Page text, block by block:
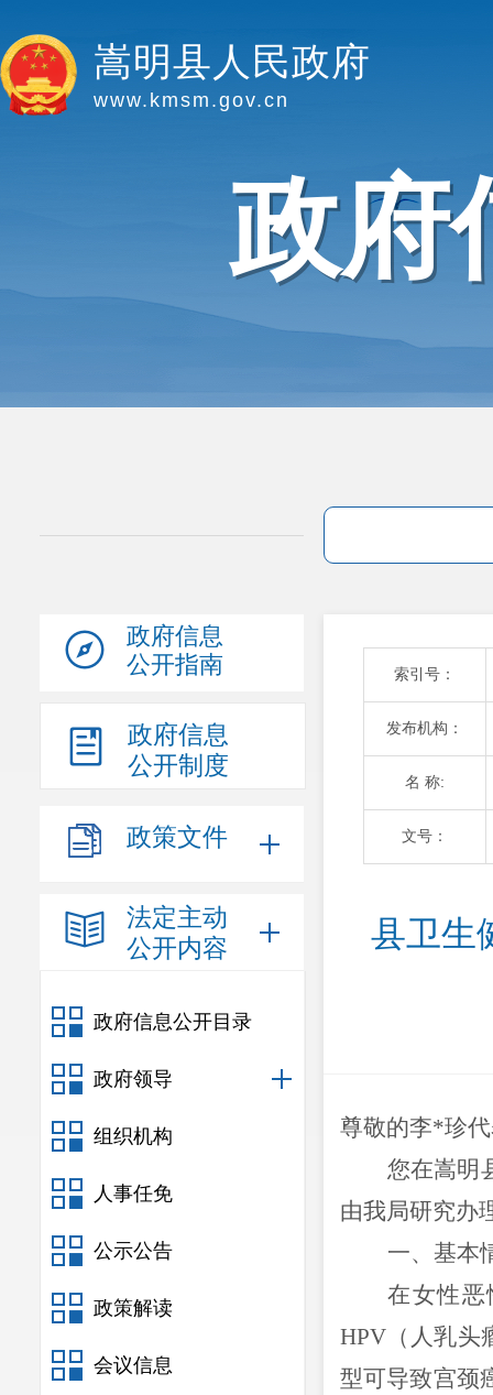
嵩明县人民政府
www.kmsm.gov.cn
政府
政府信息
公开指南
政府信息
公开制度
政策文件
法定主动
公开内容
政府信息公开目录
政府领导
组织机构
人事任免
公示公告
政策解读
会议信息
索引号：
发布机构：
名 称:
文号：
县卫生
尊敬的李*珍
您在嵩明
由我局研究办
一、基本
在女性恶
HPV （人乳
型可导致宫颈